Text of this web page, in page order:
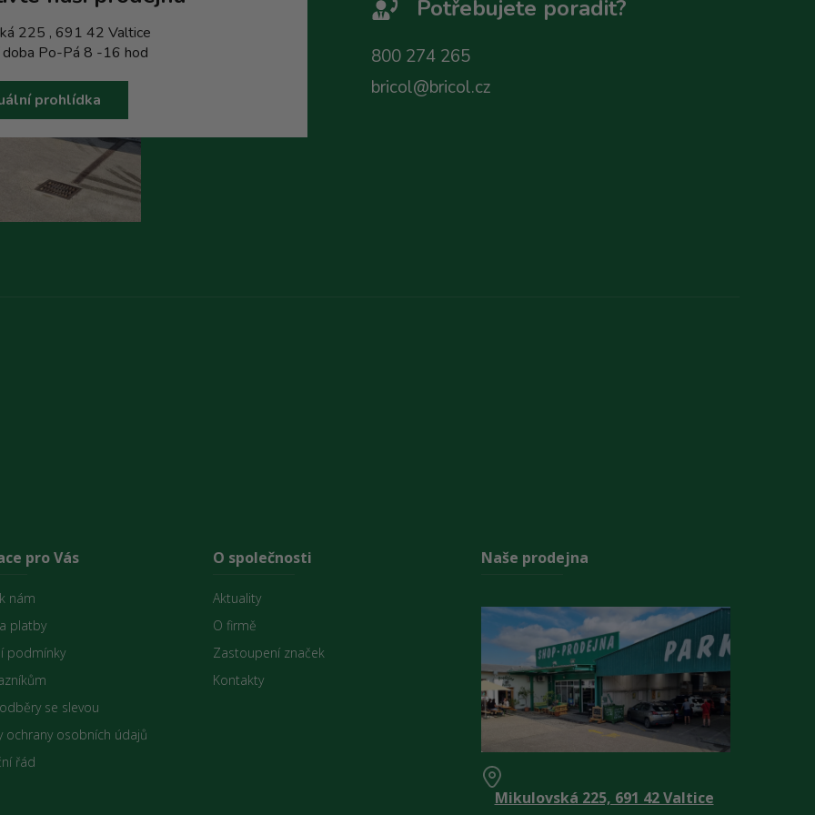
225 , 691 42 Valtice
doba Po-Pá 8 -16 hod
prohlídka
Potřebujete poradit?
800 274 265
bricol@bricol.cz
pro Vás
nám
platby
podmínky
se slevou
ochrany osobních údajů
řád
O společnosti
Aktuality
O firmě
Zastoupení značek
Kontakty
Naše prodejna
Mikulovská 225, 691 42 Valtice